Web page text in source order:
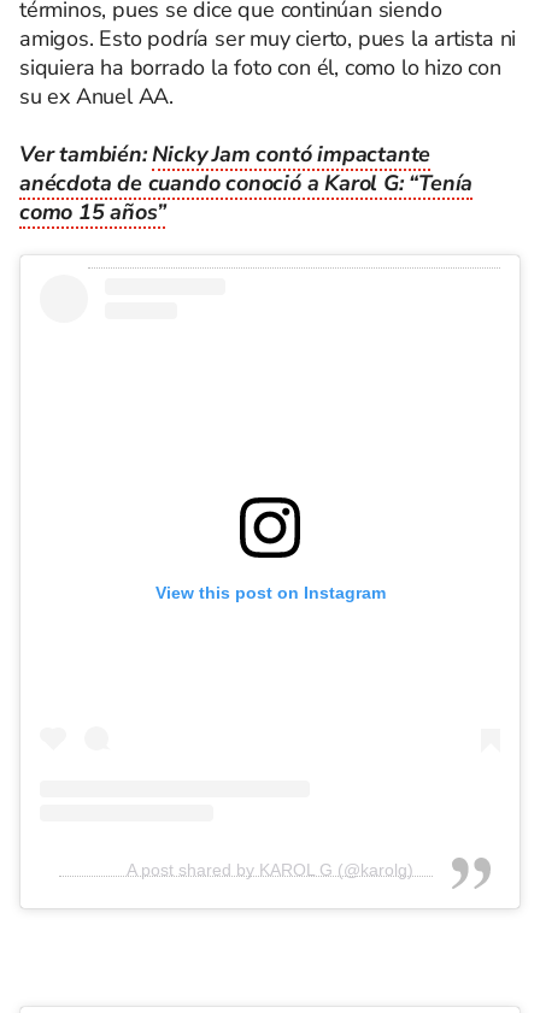
términos, pues se dice que continúan siendo
amigos. Esto podría ser muy cierto, pues la artista ni
siquiera ha borrado la foto con él, como lo hizo con
su ex Anuel AA.
Ver también:Nicky Jam contó impactante
anécdota de cuando conoció a Karol G: “Tenía
como 15 años”
View this post on Instagram
A post shared by KAROL G (@karolg)